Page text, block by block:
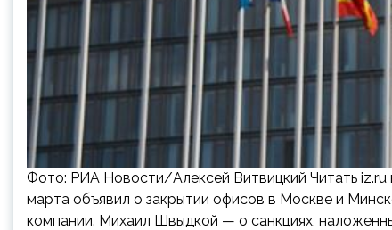
Фото: РИА Новости/Алексей Витвицкий Читать iz.ru
марта объявил о закрытии офисов в Москве и
компании. Михаил Швыдкой — о санкциях,